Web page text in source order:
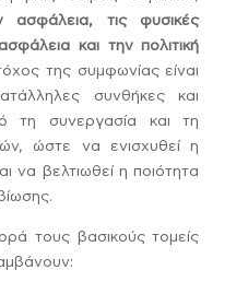
ασφάλεια, τις φυσικές
και την πολιτική
της συμφωνίας είναι
συνθήκες και
τη συνεργασία και τη
ώστε να ενισχυθεί η
να βελτιωθεί η ποιότητα
τους βασικούς τομείς